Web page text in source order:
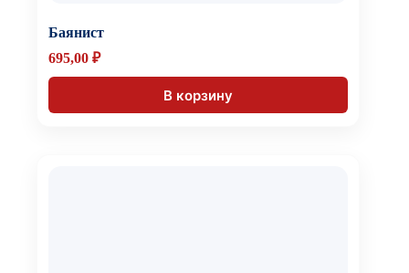
Баянист
695,00 ₽
В корзину